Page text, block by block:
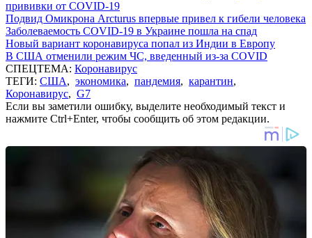
прививки от COVID-19
Подвид Омикрона Arcturus впервые привел к гибели человека
Заболеваемость COVID-19 в Украине пошла на спад
Новый вариант коронавируса попал из Индии в Европу
В США отменили режим ЧС, введенный из-за COVID
СПЕЦТЕМА: Коронавирус
ТЕГИ: США, экономика, пандемия, карантин,
Коронавирус, G7
Если вы заметили ошибку, выделите необходимый текст и
нажмите Ctrl+Enter, чтобы сообщить об этом редакции.